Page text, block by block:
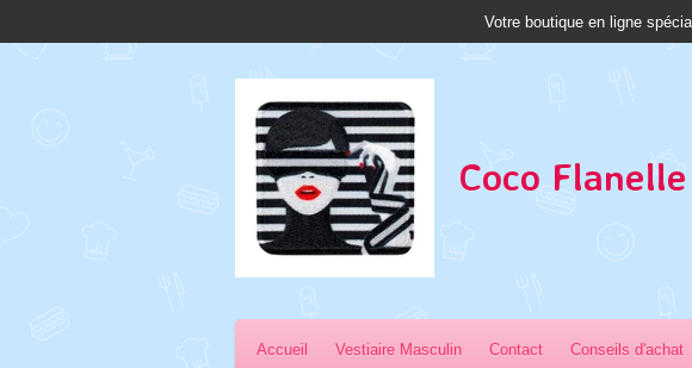
Votre boutique en ligne
Coco Flanelle
Accueil Vestiaire Masculin Contact Conseils d'achat